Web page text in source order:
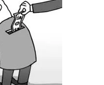
no
hay
hacer
un